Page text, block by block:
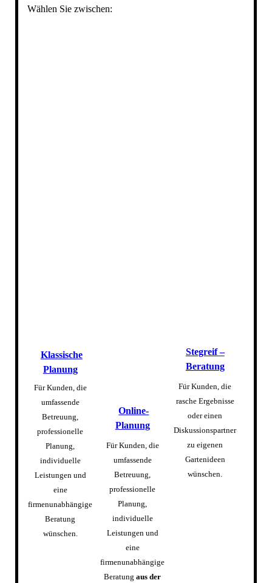
Wählen Sie zwischen:
Klassische
Planung
Für Kunden, die
umfassende
Betreuung,
professionelle
Planung,
individuelle
Leistungen und
eine
firmenunabhängige
Beratung
wünschen.
Online-
Planung
Für Kunden, die
umfassende
Betreuung,
professionelle
Planung,
individuelle
Leistungen und
eine
firmenunabhängige
Beratungaus der
Stegreif –
Beratung
Für Kunden, die
rasche Ergebnisse
oder einen
Diskussionspartner
zu eigenen
Gartenideen
wünschen.